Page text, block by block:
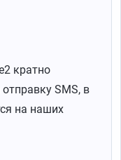
кратно
SMS, в
на наших